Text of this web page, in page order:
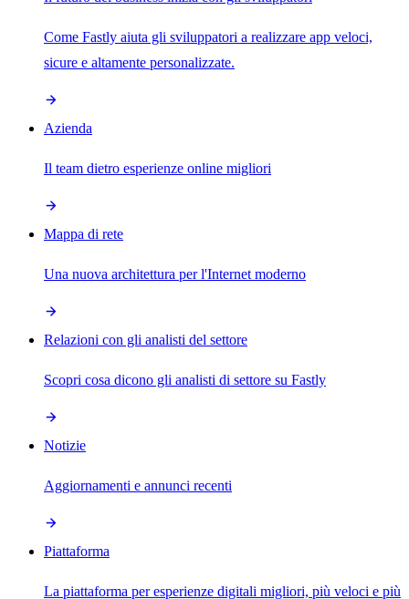
Come Fastly aiuta gli sviluppatori a realizzare app veloci,
sicure e altamente personalizzate.
Azienda
Il team dietro esperienze online migliori
Mappa di rete
Una nuova architettura per l'Internet moderno
Relazioni con gli analisti del settore
Scopri cosa dicono gli analisti di settore su Fastly
Notizie
Aggiornamenti e annunci recenti
Piattaforma
La piattaforma per esperienze digitali migliori, più veloci e più